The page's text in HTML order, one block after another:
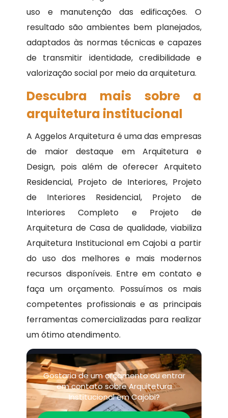
uso e manutenção das edificações. O
resultado são ambientes bem planejados,
adaptados às normas técnicas e capazes
de transmitir identidade, credibilidade e
valorização social por meio da arquitetura.
Descubra mais sobre a
arquitetura institucional
A Aggelos Arquitetura é uma das empresas
de maior destaque em Arquitetura e
Design, pois além de oferecer Arquiteto
Residencial, Projeto de Interiores, Projeto
de Interiores Residencial, Projeto de
Interiores Completo e Projeto de
Arquitetura de Casa de qualidade, viabiliza
Arquitetura Institucional em Cajobi a partir
do uso dos melhores e mais modernos
recursos disponíveis. Entre em contato e
faça um orçamento. Possuímos os mais
competentes profissionais e as principais
ferramentas comercializadas para realizar
um ótimo atendimento.
Gostaria de um orçamento ou entrar
em contato sobre Arquitetura
Institucional em Cajobi?